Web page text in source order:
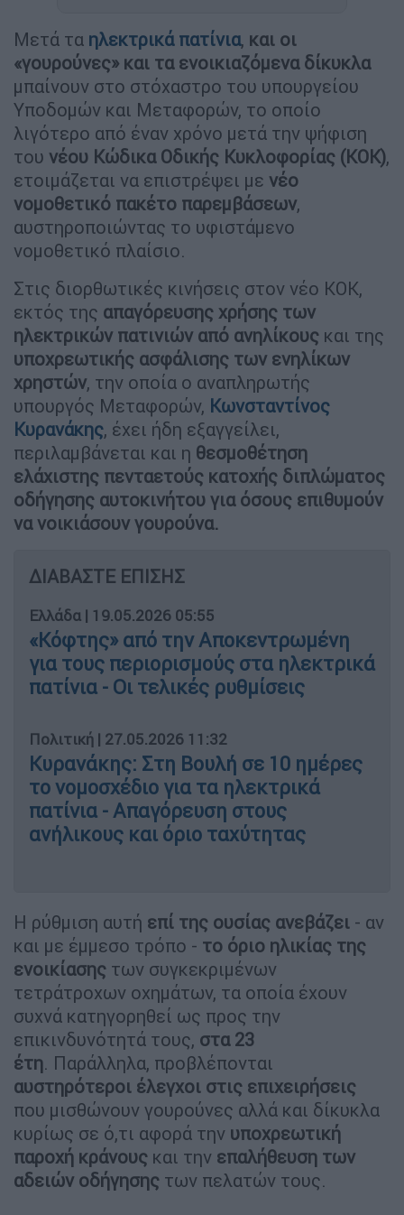
Μετά τα ηλεκτρικά πατίνια, και οι
«γουρούνες» και τα ενοικιαζόμενα δίκυκλα
μπαίνουν στο στόχαστρο του υπουργείου
Υποδομών και Μεταφορών, το οποίο
λιγότερο από έναν χρόνο μετά την ψήφιση
του νέου Κώδικα Οδικής Κυκλοφορίας (ΚΟΚ),
ετοιμάζεται να επιστρέψει με νέο
νομοθετικό πακέτο παρεμβάσεων,
αυστηροποιώντας το υφιστάμενο
νομοθετικό πλαίσιο.
Στις διορθωτικές κινήσεις στον νέο ΚΟΚ,
εκτός της απαγόρευσης χρήσης των
ηλεκτρικών πατινιών από ανηλίκους και της
υποχρεωτικής ασφάλισης των ενηλίκων
χρηστών, την οποία ο αναπληρωτής
υπουργός Μεταφορών, Κωνσταντίνος
Κυρανάκης, έχει ήδη εξαγγείλει,
περιλαμβάνεται και η θεσμοθέτηση
ελάχιστης πενταετούς κατοχής διπλώματος
οδήγησης αυτοκινήτου για όσους επιθυμούν
να νοικιάσουν γουρούνα.
ΔΙΑΒΑΣΤΕ ΕΠΙΣΗΣ
Ελλάδα | 19.05.2026 05:55
«Κόφτης» από την Αποκεντρωμένη
για τους περιορισμούς στα ηλεκτρικά
πατίνια - Οι τελικές ρυθμίσεις
Πολιτική | 27.05.2026 11:32
Κυρανάκης: Στη Βουλή σε 10 ημέρες
το νομοσχέδιο για τα ηλεκτρικά
πατίνια - Απαγόρευση στους
ανήλικους και όριο ταχύτητας
Η ρύθμιση αυτή επί της ουσίας ανεβάζει - αν
και με έμμεσο τρόπο - το όριο ηλικίας της
ενοικίασης των συγκεκριμένων
τετράτροχων οχημάτων, τα οποία έχουν
συχνά κατηγορηθεί ως προς την
επικινδυνότητά τους, στα 23
έτη. Παράλληλα, προβλέπονται
αυστηρότεροι έλεγχοι στις επιχειρήσεις
που μισθώνουν γουρούνες αλλά και δίκυκλα
κυρίως σε ό,τι αφορά την υποχρεωτική
παροχή κράνους και την επαλήθευση των
αδειών οδήγησης των πελατών τους.